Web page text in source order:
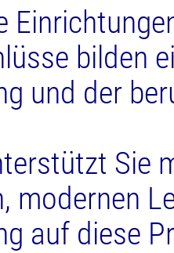
bilden
und der
Sie
modernen
auf diese